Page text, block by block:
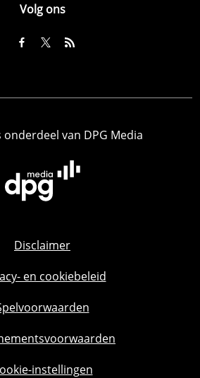
Volg ons
onderdeel van DPG Media
Disclaimer
en cookiebeleid
instellingen